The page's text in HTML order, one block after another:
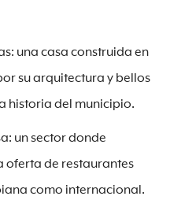
una casa construida en
su arquitectura y bellos
historia del municipio.
un sector donde
oferta de restaurantes
como internacional.